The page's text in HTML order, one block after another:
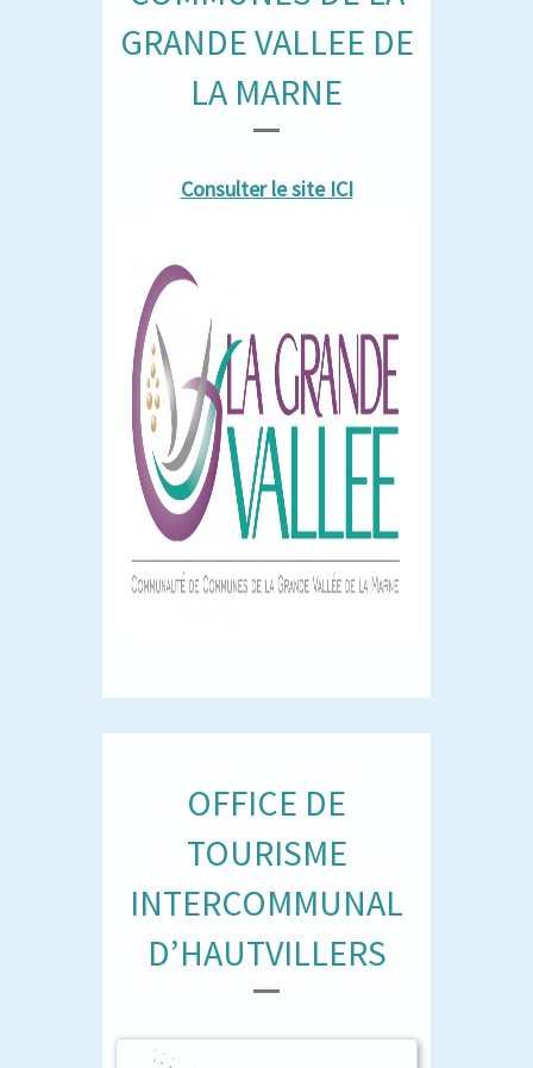
GRANDE VALLEE DE
LA MARNE
Consulter le site ICI
OFFICE DE
TOURISME
INTERCOMMUNAL
D’HAUTVILLERS